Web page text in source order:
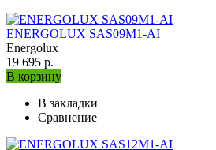
ENERGOLUX SAS09M1-AI
Energolux
19 695 р.
В корзину
В закладки
Сравнение